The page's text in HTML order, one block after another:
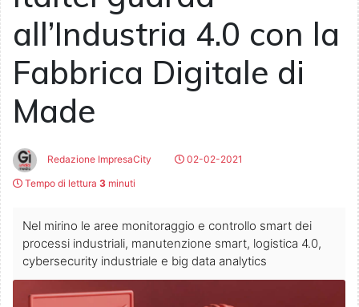
all’Industria 4.0 con la
Fabbrica Digitale di
Made
Redazione ImpresaCity
02-02-2021
Tempo di lettura 3 minuti
Nel mirino le aree monitoraggio e controllo smart dei
processi industriali, manutenzione smart, logistica 4.0,
cybersecurity industriale e big data analytics